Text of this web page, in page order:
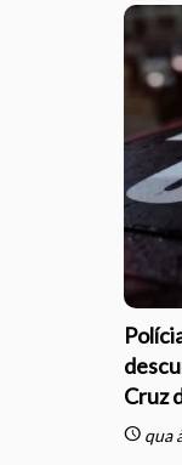
Cruz
schedule qua